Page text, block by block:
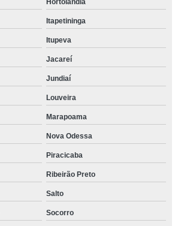
Hortolândia
Itapetininga
Itupeva
Jacareí
Jundiaí
Louveira
Marapoama
Nova Odessa
Piracicaba
Ribeirão Preto
Salto
Socorro